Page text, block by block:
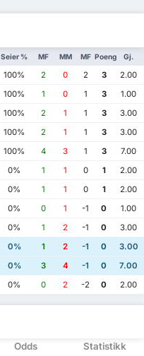
Seier % MF MM MF Poeng Gj.
100% 2 0 2 3
2.00
100% 1 0 1 3
1.00
100% 2 1 1 3
3.00
100% 2 1 1 3
3.00
100% 4 3 1 3
7.00
0% 1 1 0 1
2.00
0% 1 1 0 1
2.00
0% 0 1 -1 0
1.00
0% 1 2 -1 0
3.00
0% 1 2 -1 0
3.00
0% 3 4 -1 0
7.00
0% 0 2 -2 0 2.00
Odds Statistikk